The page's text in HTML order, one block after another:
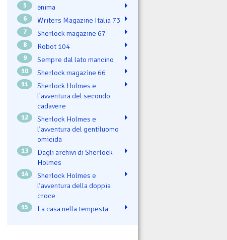
5 ənima
6 Writers Magazine Italia 73
7 Sherlock magazine 67
8 Robot 104
9 Sempre dal lato mancino
10 Sherlock magazine 66
11
Sherlock Holmes e
l'avventura del secondo
cadavere
12
Sherlock Holmes e
l’avventura del gentiluomo
omicida
13
Dagli archivi di Sherlock
Holmes
14
Sherlock Holmes e
l’avventura della doppia
croce
15 La casa nella tempesta